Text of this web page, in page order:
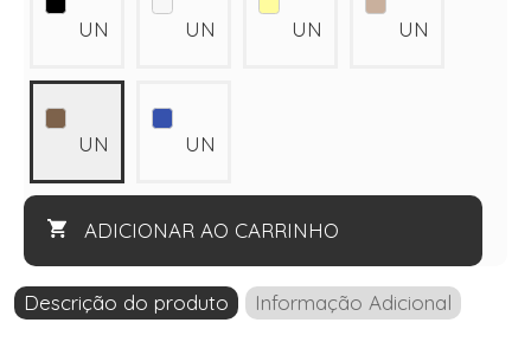
UN UN UN UN
UN UN
ADICIONAR AO CARRINHO
Descrição do produto Informação Adicional